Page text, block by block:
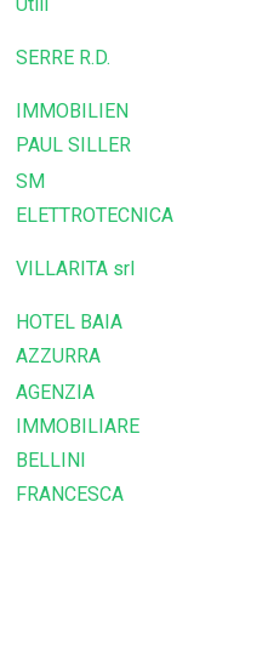
SERRE R.D.
IMMOBILIEN
PAUL SILLER
SM
ELETTROTECNICA
VILLARITA srl
HOTEL BAIA
AZZURRA
AGENZIA
IMMOBILIARE
BELLINI
FRANCESCA